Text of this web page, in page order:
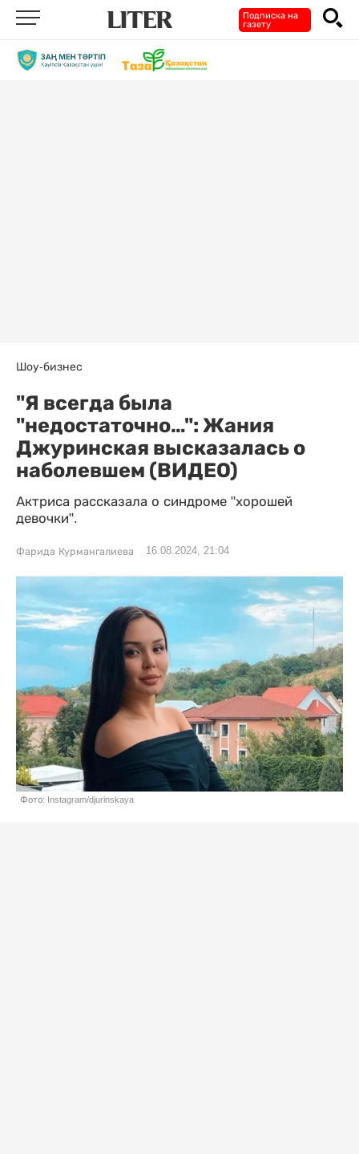
Подписка на
газету
Шоу-бизнес
"Я всегда была
"недостаточно…": Жания
Джуринская высказалась о
наболевшем (ВИДЕО)
Актриса рассказала о синдроме "хорошей
девочки".
Фарида Курмангалиева 16.08.2024, 21:04
Фото: Instagram/djurinskaya